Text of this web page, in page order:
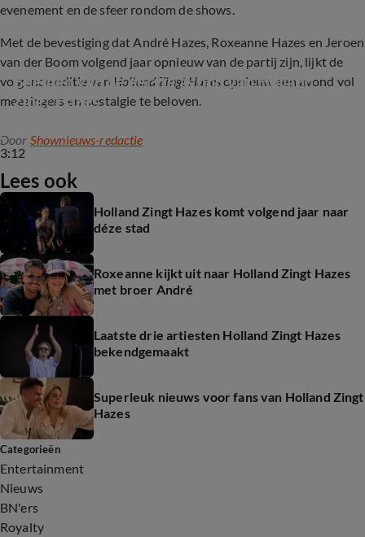
evenement en de sfeer rondom de shows.
Met de bevestiging dat André Hazes, Roxeanne Hazes en Jeroen
van der Boom volgend jaar opnieuw van de partij zijn, lijkt de
volgende editie van Holland Zingt Hazesopnieuw een avond vol
meezingers en nostalgie te beloven.
3:12
Beelden van de eerste avond van Holland
Zingt Hazes
Door Shownieuws-redactie
Lees ook
Holland Zingt Hazes komt volgend jaar naar
déze stad
Roxeanne kijkt uit naar Holland Zingt Hazes
met broer André
Laatste drie artiesten Holland Zingt Hazes
bekendgemaakt
Superleuk nieuws voor fans van Holland Zingt
Hazes
Categorieën
Entertainment
Nieuws
BN'ers
Royalty